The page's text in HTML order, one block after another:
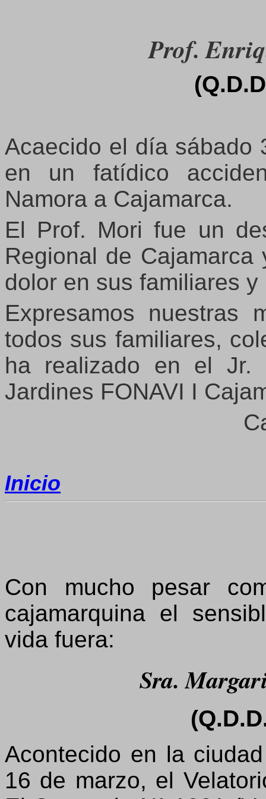
Prof.
Acaecido el día sábado
en un fatídico
Namora a Cajamarca.
El Prof. Mori fue un
Regional de
dolor en sus familiares
Expresamos nuestras
todos sus familiares,
ha realizado en el Jr.
Jardines FONAVI I
Inicio
Con mucho pesar
cajamarquina el
vida fuera:
Sra.
Acontecido en la
16 de marzo, el